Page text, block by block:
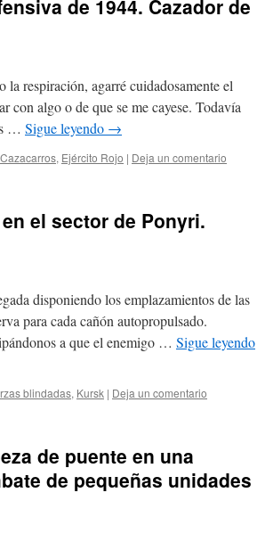
de 1944. Cazador de
respiración, agarré cuidadosamente el
con algo o de que se me cayese. Todavía
… Sigue leyendo →
Cazacarros, Ejército Rojo | Deja un comentario
el sector de Ponyri.
disponiendo los emplazamientos de las
para cada cañón autopropulsado.
a que el enemigo … Sigue leyendo
blindadas, Kursk | Deja un comentario
de puente en una
de pequeñas unidades